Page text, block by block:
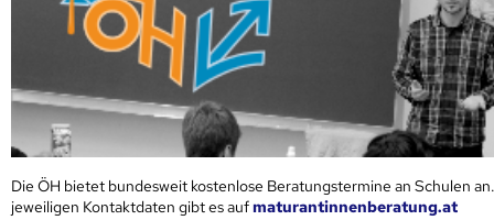
Die ÖH bietet bundesweit kostenlose Beratungstermine an Schulen
jeweiligen Kontaktdaten gibt es aufmaturantinnenberatung.at